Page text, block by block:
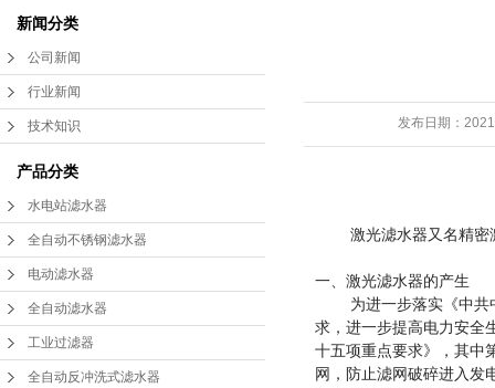
水电站滤水器
管道滤水器
激光滤水器
新闻分类
公司新闻
行业新闻
技术知识
产品分类
水电站滤水器
全自动不锈钢滤水器
电动滤水器
全自动滤水器
工业过滤器
全自动反冲洗式滤水器
发布日期：
激光滤水器又名精密激
一、激光滤水器的产生
为进一步落实《中共中
求，进一步提高电力安全
十五项重点要求》，其中
网，防止滤网破碎进入发